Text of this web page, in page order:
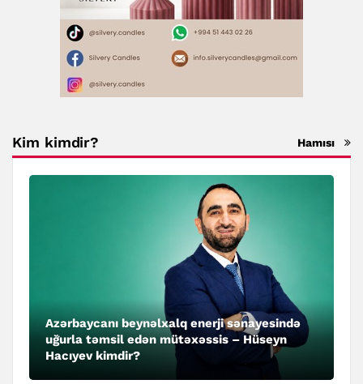
Kim kimdir? Hamısı
Azərbaycanı beynəlxalq enerji sənayesində
uğurla təmsil edən mütəxəssis – Hüseyn
Hacıyev kimdir?